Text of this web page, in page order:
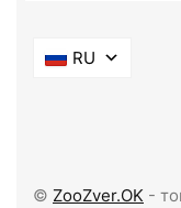
RU
© ZooZver.OK -